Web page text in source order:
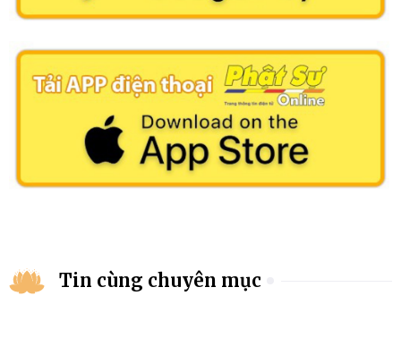
Tin cùng chuyên mục